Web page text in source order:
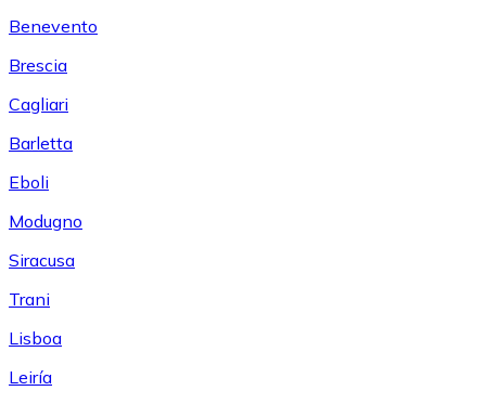
Benevento
Brescia
Cagliari
Barletta
Eboli
Modugno
Siracusa
Trani
Lisboa
Leiría